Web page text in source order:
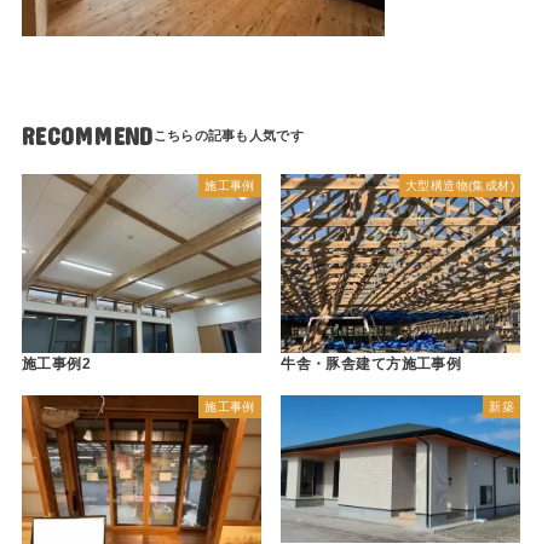
RECOMMEND
施工事例
施工事例2
大型構造物(集成材)
牛舎・豚舎建て方施工事例
施工事例 新築